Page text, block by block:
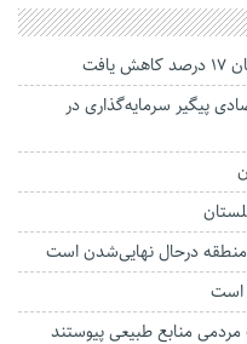
با ۱۱ هلدینگ اقتصادی پیگیر سرمایه‌گذاری در
منطقه درحال نهایی‌شدن است
است